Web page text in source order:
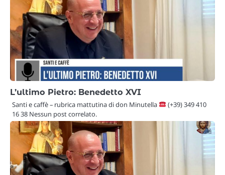
L’ultimo Pietro: Benedetto XVI
Santi e caffè – rubrica mattutina di don Minutella
(+39) 349 410
16 38 Nessun post correlato.